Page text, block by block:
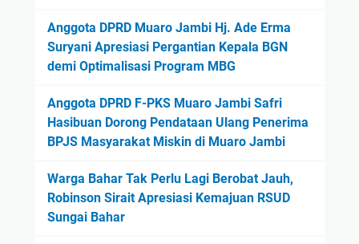
Anggota DPRD Muaro Jambi Hj. Ade Erma
Suryani Apresiasi Pergantian Kepala BGN
demi Optimalisasi Program MBG
Anggota DPRD F-PKS Muaro Jambi Safri
Hasibuan Dorong Pendataan Ulang Penerima
BPJS Masyarakat Miskin di Muaro Jambi
Warga Bahar Tak Perlu Lagi Berobat Jauh,
Robinson Sirait Apresiasi Kemajuan RSUD
Sungai Bahar